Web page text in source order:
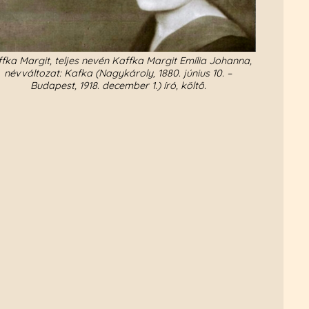
Margit, teljes nevén Kaffka Margit Emília Johanna,
névváltozat: Kafka (Nagykároly, 1880. június 10. –
Budapest, 1918. december 1.) író, költő.